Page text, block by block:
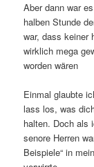
Aber dann war
halben Stunde
war, dass keiner
wirklich mega
worden wären
Einmal glaubte
lass los, was
halten. Doch als
senore Herren
Beispiele“ in